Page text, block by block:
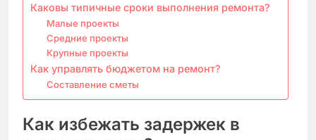
Каковы типичные сроки выполнения ремонта?
Малые проекты
Средние проекты
Крупные проекты
Как управлять бюджетом на ремонт?
Составление сметы
Как избежать задержек в